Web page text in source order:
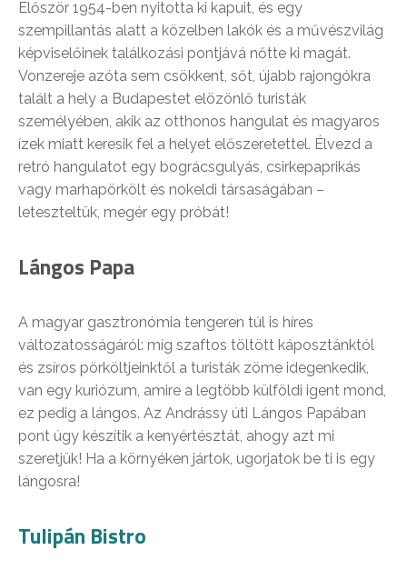
Először 1954-ben nyitotta ki kapuit, és egy
szempillantás alatt a közelben lakók és a művészvilág
képviselőinek találkozási pontjává nőtte ki magát.
Vonzereje azóta sem csökkent, sőt, újabb rajongókra
talált a hely a Budapestet elözönlő turisták
személyében, akik az otthonos hangulat és magyaros
ízek miatt keresik fel a helyet előszeretettel. Élvezd a
retró hangulatot egy bográcsgulyás, csirkepaprikás
vagy marhapörkölt és nokeldi társaságában –
leteszteltük, megér egy próbát!
Lángos Papa
A magyar gasztronómia tengeren túl is híres
változatosságáról: míg szaftos töltött káposztánktól
és zsíros pörköltjeinktől a turisták zöme idegenkedik,
van egy kuriózum, amire a legtöbb külföldi igent mond,
ez pedig a lángos. Az Andrássy úti Lángos Papában
pont úgy készítik a kenyértésztát, ahogy azt mi
szeretjük! Ha a környéken jártok, ugorjatok be ti is egy
lángosra!
Tulipán Bistro